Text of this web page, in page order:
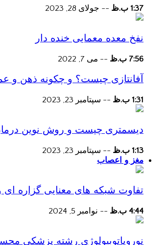
1:37 ب.ظ -- جولای 28, 2023
نفخ معده معمایی خنده دار
7:56 ب.ظ -- می 7, 2022
آفانتازی چیست؟ و چکونه ذهن و
1:31 ب.ظ -- سپتامبر 23, 2023
دیسمتری چیست و روش نوین درمان
1:13 ب.ظ -- سپتامبر 23, 2023
مغز و اعصاب
تفاوت شبکه های معنایی گزاره
4:44 ب.ظ -- نوامبر 5, 2024
نوروپاتوبیولوژی رشته پزشکی